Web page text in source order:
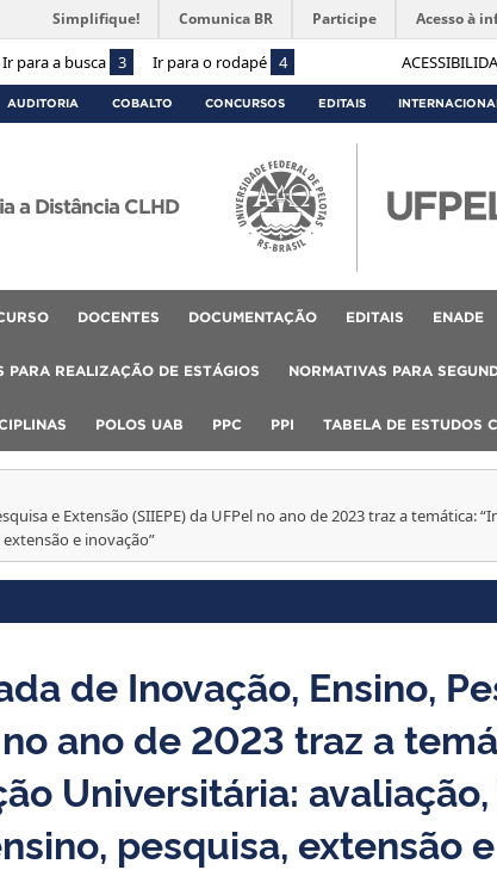
Ir para a busca 3 Ir para o rodapé 4
Simplifique! Comunica BR Participe Acesso à
AUDITORIA COBALTO CONCURSOS EDITAIS
a Distância CLHD
DOCENTES DOCUMENTAÇÃO EDITAIS ENADE
PARA REALIZAÇÃO DE ESTÁGIOS NORMATIVAS PARA
POLOS UAB PPC PPI TABELA DE ESTUDOS
e Extensão (SIIEPE) da UFPel no ano de 2023 traz a temática:
e inovação”
de Inovação, Ensino,
no ano de 2023 traz a
Universitária:
pesquisa, extensão